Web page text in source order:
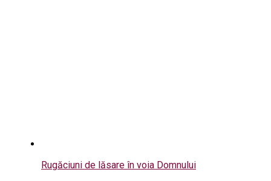
Rugăciuni de lăsare în voia Domnului